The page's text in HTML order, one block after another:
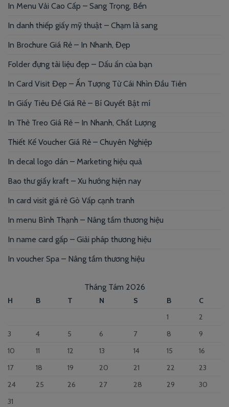
In Menu Vải Cao Cấp – Sang Trọng, Bền
In danh thiếp giấy mỹ thuật – Chạm là sang
In Brochure Giá Rẻ – In Nhanh, Đẹp
Folder đựng tài liệu đẹp – Dấu ấn của bạn
In Card Visit Đẹp – Ấn Tượng Từ Cái Nhìn Đầu Tiên
In Giấy Tiêu Đề Giá Rẻ – Bí Quyết Bật mí
In Thẻ Treo Giá Rẻ – In Nhanh, Chất Lượng
Thiết Kế Voucher Giá Rẻ – Chuyên Nghiệp
In decal logo dán – Marketing hiệu quả
Bao thư giấy kraft – Xu hướng hiện nay
In card visit giá rẻ Gò Vấp cạnh tranh
In menu Bình Thạnh – Nâng tầm thương hiệu
In name card gấp – Giải pháp thương hiệu
In voucher Spa – Nâng tầm thương hiệu
Tháng Tám 2026
H B T N S B
C
1
2
3
4 5 6 7 8
9
10
11 12 13 14 15
16
17
18 19 20 21 22
23
24
25 26 27 28 29
30
31